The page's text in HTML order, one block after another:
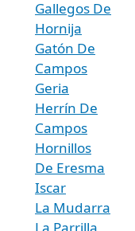
Gallegos De
Hornija
Gatón De
Campos
Geria
Herrín De
Campos
Hornillos
De Eresma
Iscar
La Mudarra
La Parrilla